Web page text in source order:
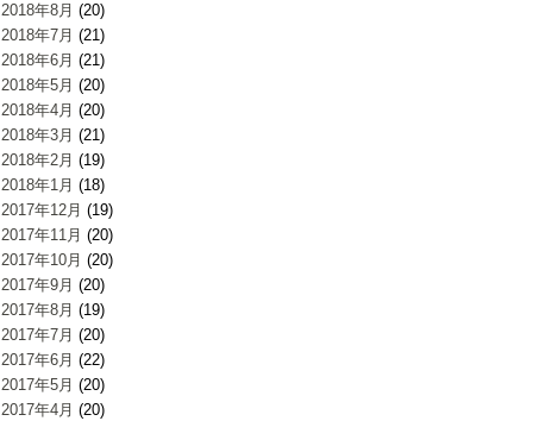
2018年8月 (20)
2018年7月 (21)
2018年6月 (21)
2018年5月 (20)
2018年4月 (20)
2018年3月 (21)
2018年2月 (19)
2018年1月 (18)
2017年12月 (19)
2017年11月 (20)
2017年10月 (20)
2017年9月 (20)
2017年8月 (19)
2017年7月 (20)
2017年6月 (22)
2017年5月 (20)
2017年4月 (20)